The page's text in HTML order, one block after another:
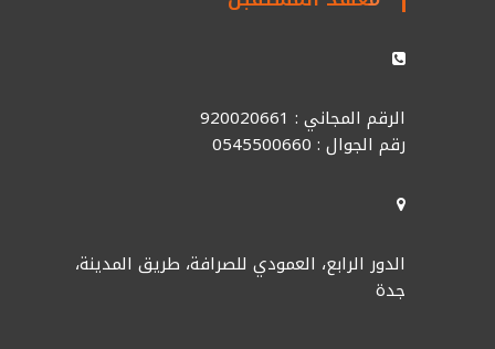
الرقم المجاني : 920020661
رقم الجوال : 0545500660
الدور الرابع، العمودي للصرافة، طريق المدينة،
جدة